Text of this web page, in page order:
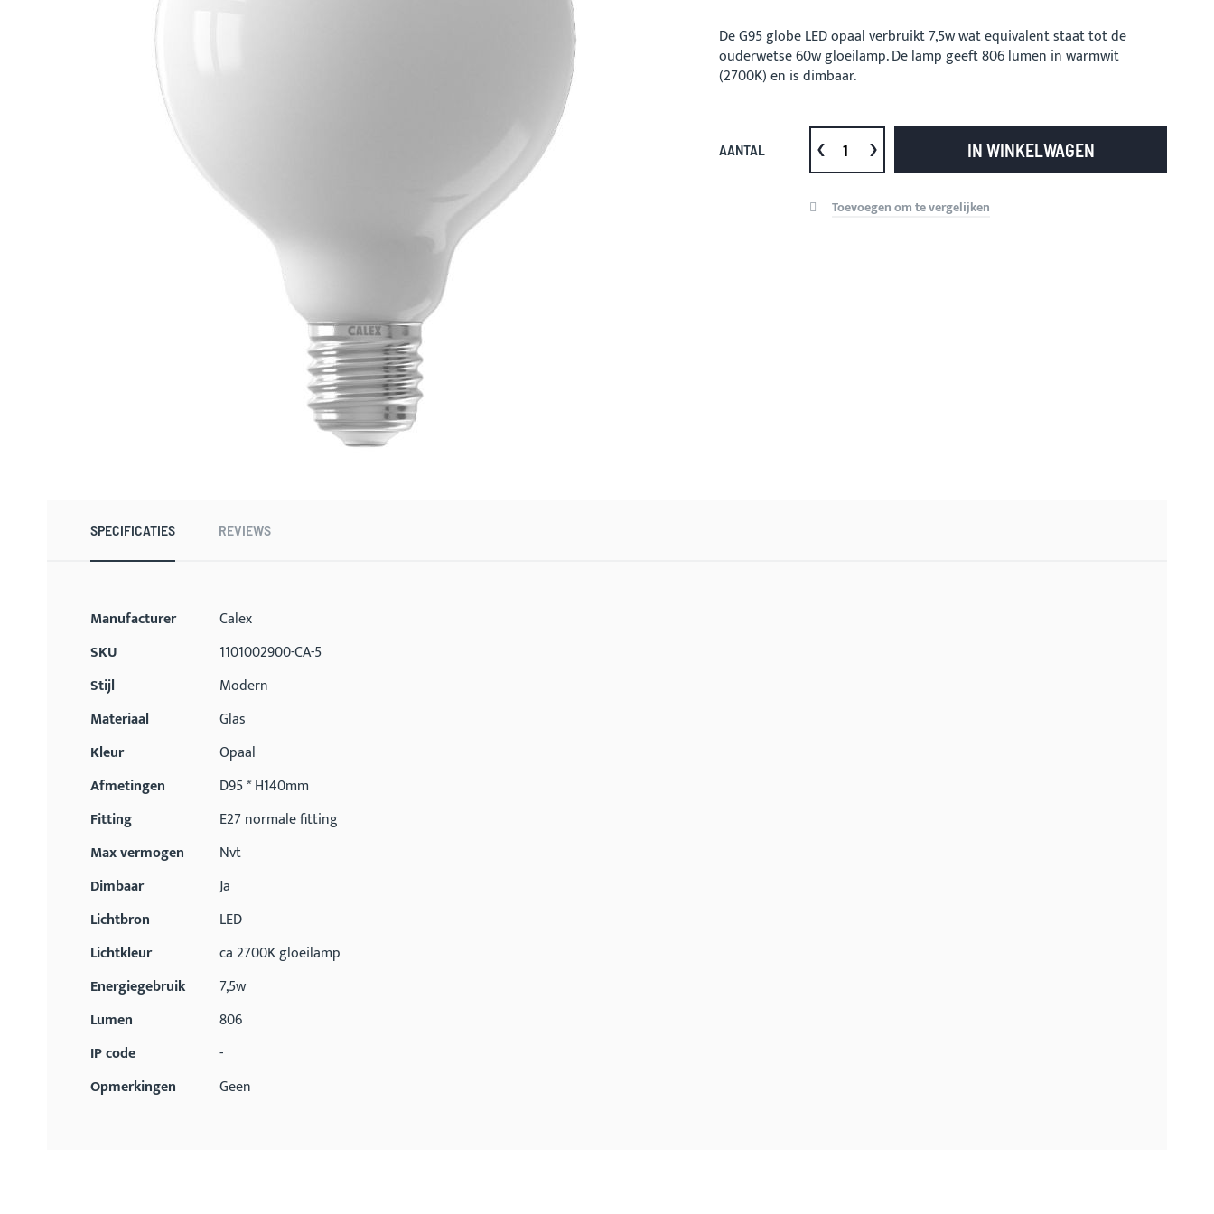
De G95 globe LED opaal verbruikt 7,5w wat equivalent staat tot de
ouderwetse 60w gloeilamp. De lamp geeft 806 lumen in warmwit
(2700K) en is dimbaar.
AANTAL IN WINKELWAGEN
Toevoegen om te vergelijken
SPECIFICATIES REVIEWS
Meer
Manufacturer
Calex
SKU
1101002900-CA-5
Stijl
Modern
Materiaal
Glas
Kleur
Opaal
Afmetingen
D95 * H140mm
Fitting
E27 normale fitting
Max vermogen
Nvt
Dimbaar
Ja
Lichtbron
LED
Lichtkleur
ca 2700K gloeilamp
Energiegebruik
7,5w
Lumen
806
IP code
-
Opmerkingen
Geen